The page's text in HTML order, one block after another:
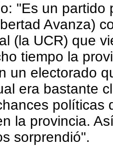
"Es un partido
Avanza)
(la UCR) que
tiempo la
un electorado
era bastante
políticas
la provincia.
sorprendió".